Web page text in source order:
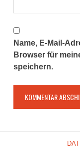
Name, E-Mail-
Browser für
speichern.